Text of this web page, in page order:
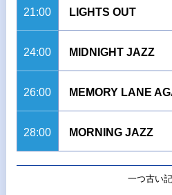
21:00 LIGHTS OUT
24:00 MIDNIGHT JAZZ
26:00 MEMORY LANE
28:00 MORNING JAZZ
一つ古い